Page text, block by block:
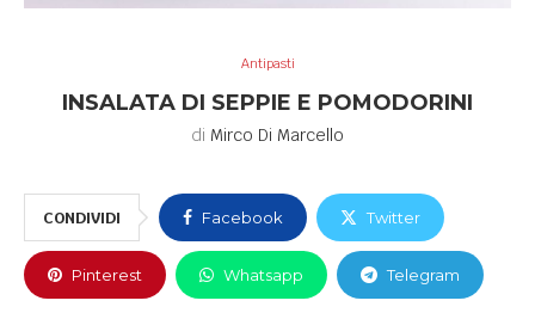
Antipasti
INSALATA DI SEPPIE E POMODORINI
di Mirco Di Marcello
CONDIVIDI Facebook Twitter
Pinterest Whatsapp Telegram